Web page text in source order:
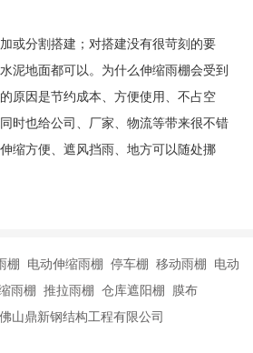
或分割搭建；对搭建没有很苛刻的要
泥地面都可以。为什么伸缩雨棚会受到
原因是节约成本、方便使用、不占空
时也给公司、厂家、物流等带来很不错
缩方便、遮风挡雨、地方可以随处挪
棚 电动伸缩雨棚 停车棚 移动雨棚 电动
雨棚 推拉雨棚 仓库遮阳棚 膜布
山鼎新钢结构工程有限公司